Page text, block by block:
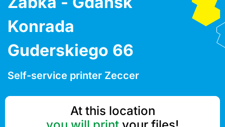
Konrada
Guderskiego 66
Self-service printer Zeccer
At this location